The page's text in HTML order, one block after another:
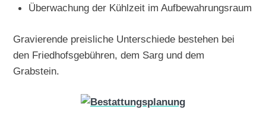
Überwachung der Kühlzeit im Aufbewahrungsraum
Gravierende preisliche Unterschiede bestehen bei
den Friedhofsgebühren, dem Sarg und dem
Grabstein.